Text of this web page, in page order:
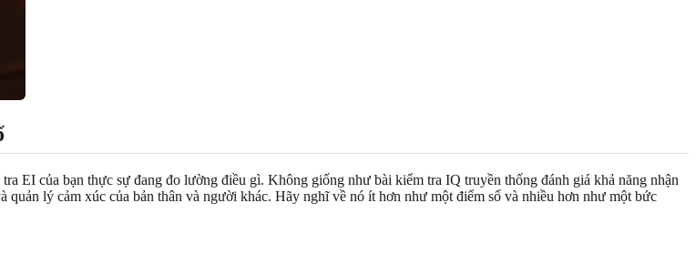
EI của bạn thực sự đang đo lường điều gì. Không giống như bài kiểm tra IQ truyền thống đánh giá khả năng nhận
lý cảm xúc của bản thân và người khác. Hãy nghĩ về nó ít hơn như một điểm số và nhiều hơn như một bức